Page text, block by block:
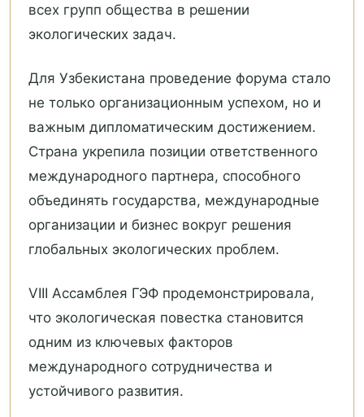
всех групп общества в решении
экологических задач.
Для Узбекистана проведение форума стало
не только организационным успехом, но и
важным дипломатическим достижением.
Страна укрепила позиции ответственного
международного партнера, способного
объединять государства, международные
организации и бизнес вокруг решения
глобальных экологических проблем.
VIII Ассамблея ГЭФ продемонстрировала,
что экологическая повестка становится
одним из ключевых факторов
международного сотрудничества и
устойчивого развития.